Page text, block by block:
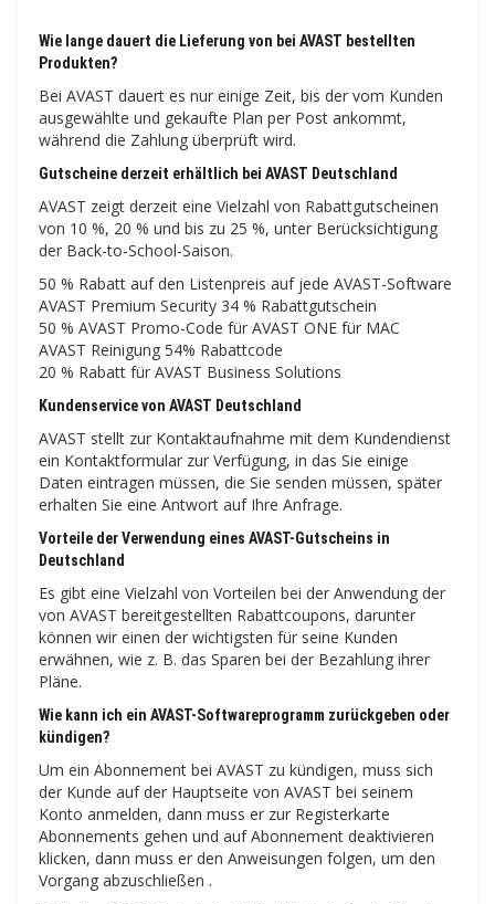
Wie lange dauert die Lieferung von bei AVAST bestellten
Produkten?
Bei AVAST dauert es nur einige Zeit, bis der vom Kunden
ausgewählte und gekaufte Plan per Post ankommt,
während die Zahlung überprüft wird.
Gutscheine derzeit erhältlich bei AVAST Deutschland
AVAST zeigt derzeit eine Vielzahl von Rabattgutscheinen
von 10 %, 20 % und bis zu 25 %, unter Berücksichtigung
der Back-to-School-Saison.
50 % Rabatt auf den Listenpreis auf jede AVAST-Software
AVAST Premium Security 34 % Rabattgutschein
50 % AVAST Promo-Code für AVAST ONE für MAC
AVAST Reinigung 54% Rabattcode
20 % Rabatt für AVAST Business Solutions
Kundenservice von AVAST Deutschland
AVAST stellt zur Kontaktaufnahme mit dem Kundendienst
ein Kontaktformular zur Verfügung, in das Sie einige
Daten eintragen müssen, die Sie senden müssen, später
erhalten Sie eine Antwort auf Ihre Anfrage.
Vorteile der Verwendung eines AVAST-Gutscheins in
Deutschland
Es gibt eine Vielzahl von Vorteilen bei der Anwendung der
von AVAST bereitgestellten Rabattcoupons, darunter
können wir einen der wichtigsten für seine Kunden
erwähnen, wie z. B. das Sparen bei der Bezahlung ihrer
Pläne.
Wie kann ich ein AVAST-Softwareprogramm zurückgeben oder
kündigen?
Um ein Abonnement bei AVAST zu kündigen, muss sich
der Kunde auf der Hauptseite von AVAST bei seinem
Konto anmelden, dann muss er zur Registerkarte
Abonnements gehen und auf Abonnement deaktivieren
klicken, dann muss er den Anweisungen folgen, um den
Vorgang abzuschließen .